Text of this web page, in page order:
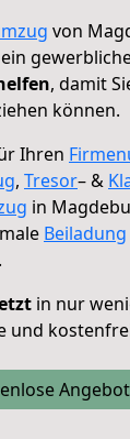
von
, damit
können.
Ihren
, Tresor– &
in
Beiladung
in nur
und